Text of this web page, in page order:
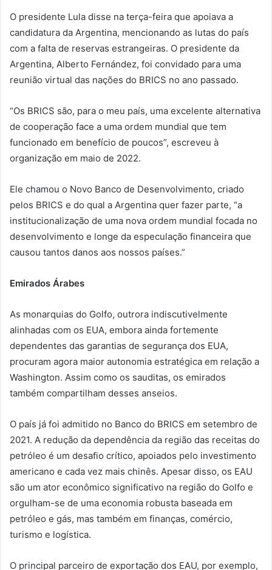
O presidente Lula disse na terça-feira que apoiava a
candidatura da Argentina, mencionando as lutas do país
com a falta de reservas estrangeiras. O presidente da
Argentina, Alberto Fernández, foi convidado para uma
reunião virtual das nações do BRICS no ano passado.
“Os BRICS são, para o meu país, uma excelente alternativa
de cooperação face a uma ordem mundial que tem
funcionado em benefício de poucos”, escreveu à
organização em maio de 2022.
Ele chamou o Novo Banco de Desenvolvimento, criado
pelos BRICS e do qual a Argentina quer fazer parte, “a
institucionalização de uma nova ordem mundial focada no
desenvolvimento e longe da especulação financeira que
causou tantos danos aos nossos países.”
Emirados Árabes
As monarquias do Golfo, outrora indiscutivelmente
alinhadas com os EUA, embora ainda fortemente
dependentes das garantias de segurança dos EUA,
procuram agora maior autonomia estratégica em relação a
Washington. Assim como os sauditas, os emirados
também compartilham desses anseios.
O país já foi admitido no Banco do BRICS em setembro de
2021. A redução da dependência da região das receitas do
petróleo é um desafio crítico, apoiados pelo investimento
americano e cada vez mais chinês. Apesar disso, os EAU
são um ator econômico significativo na região do Golfo e
orgulham-se de uma economia robusta baseada em
petróleo e gás, mas também em finanças, comércio,
turismo e logística.
O principal parceiro de exportação dos EAU, por exemplo,